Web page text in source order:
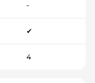
-
✔
4